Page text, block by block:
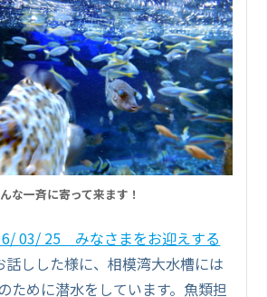
な一斉に寄って来ます！
03/ 25 みなさまをお迎えする
話しした様に、相模湾大水槽には
ために潜水をしています。魚類担